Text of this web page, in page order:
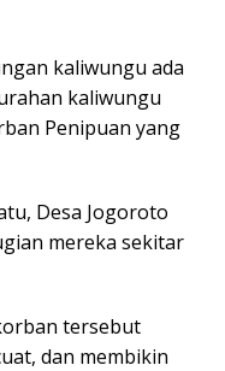
kaliwungu ada
kaliwungu
Penipuan yang
Desa Jogoroto
mereka sekitar
tersebut
dan membikin